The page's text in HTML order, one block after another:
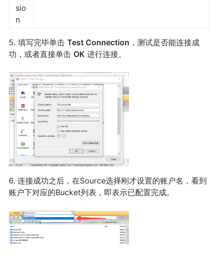
sio
n
5. 填写完毕单击 Test Connection ，测试是否能连接成
功，或者直接单击 OK进行连接。
6. 连接成功之后，在Source选择刚才设置的账户名，看到
账户下对应的Bucket列表，即表示已配置完成。